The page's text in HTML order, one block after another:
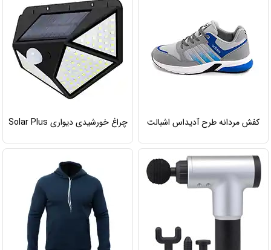
کفش مردانه طرح آدیداس اشبالت چراغ خورشیدی دیواری Solar Plus